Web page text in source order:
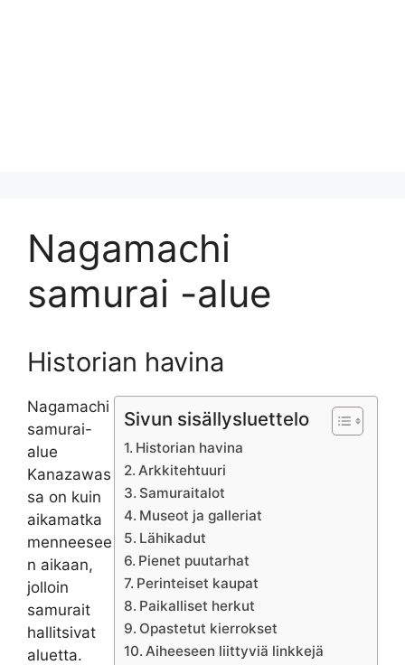
Nagamachi
samurai -alue
Historian havina
Sivun sisällysluettelo
Historian havina
Arkkitehtuuri
Samuraitalot
Museot ja galleriat
Lähikadut
Pienet puutarhat
Perinteiset kaupat
Paikalliset herkut
Opastetut kierrokset
Aiheeseen liittyviä linkkejä
Nagamachi
samurai-
alue
Kanazawas
sa on kuin
aikamatka
menneesee
n aikaan,
jolloin
samurait
hallitsivat
aluetta.